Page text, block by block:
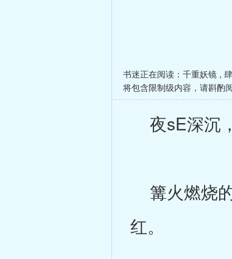
书迷正在阅读： 千重妖镜 ,
将包含限制级内容，请斟酌
夜sE深沉
篝火燃烧
红。